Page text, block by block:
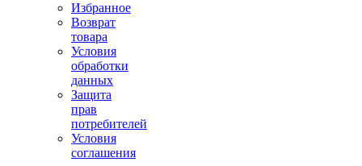
Избранное
Возврат
товара
Условия
обработки
данных
Защита
прав
потребителей
Условия
соглашения